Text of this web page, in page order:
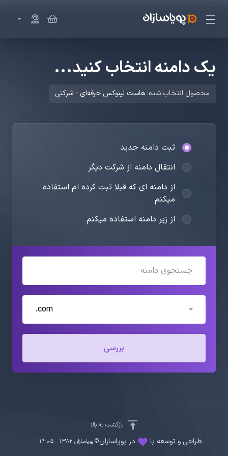
یک دامنه انتخاب کنید...
محصول انتخاب شده: هاست لینوکس حرفه‌ای - شرکتی
ثبت دامنه جدید
انتقال دامنه از شرکت دیگر
از دامنه ای که قبلا ثبت کرده ام استفاده
میکنم
از زیر دامنه استفاده میکنم
.com
بررسی
© پویاسازان 1382 - ۱۴۰۵ طراحی و توسعه با در پویاسازان
بازگشت به بالا